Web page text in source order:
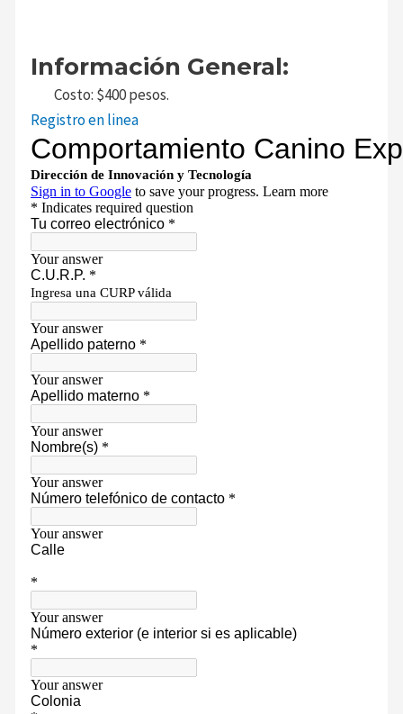
Información General:
Costo: $400 pesos.
Registro en linea